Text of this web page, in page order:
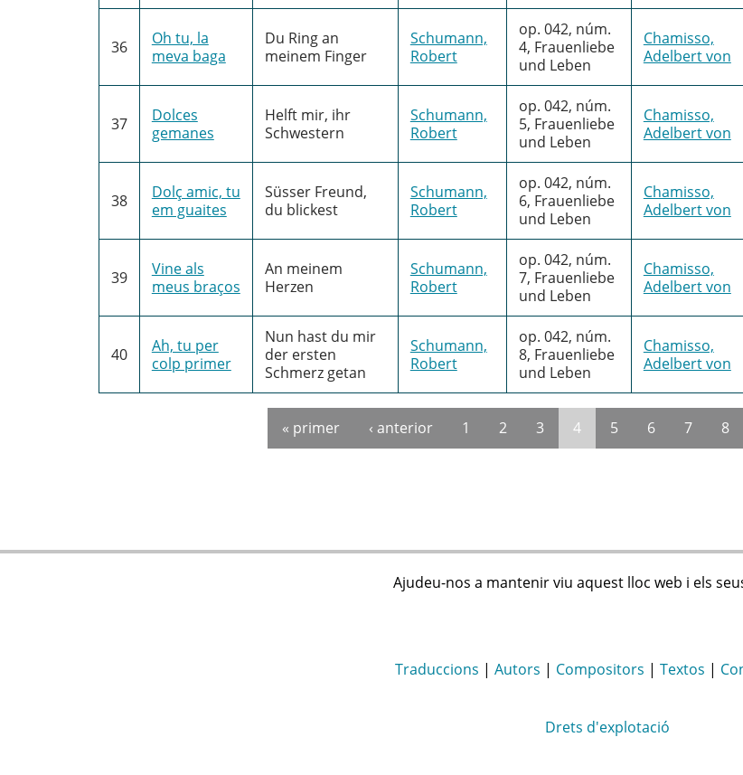
36
Oh tu, la
meva baga
Du Ring an
meinem Finger
Schumann,
Robert
op. 042, núm.
4, Frauenliebe
und Leben
Chamisso,
Adelbert von
37
Dolces
gemanes
Helft mir, ihr
Schwestern
Schumann,
Robert
op. 042, núm.
5, Frauenliebe
und Leben
Chamisso,
Adelbert von
38
Dolç amic, tu
em guaites
Süsser Freund,
du blickest
Schumann,
Robert
op. 042, núm.
6, Frauenliebe
und Leben
Chamisso,
Adelbert von
39
Vine als
meus braços
An meinem
Herzen
Schumann,
Robert
op. 042, núm.
7, Frauenliebe
und Leben
Chamisso,
Adelbert von
40
Ah, tu per
colp primer
Nun hast du mir
der ersten
Schmerz getan
Schumann,
Robert
op. 042, núm.
8, Frauenliebe
und Leben
Chamisso,
Adelbert von
« primer ‹ anterior 1 2 3 4 5 6 7 8
Ajudeu-nos a mantenir viu aquest lloc web i els
Traduccions | Autors | Compositors | Textos |
Drets d'explotació